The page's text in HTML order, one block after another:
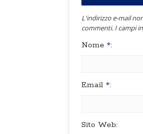
L'indirizzo e-mail
commenti. I campi
Nome *:
Email *:
Sito Web: